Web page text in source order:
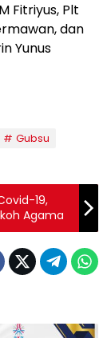
Fitriyus, Plt
dan
Yunus
Gubsu
19,
Agama